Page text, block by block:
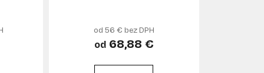
od 56 € bez DPH
od68,88 €